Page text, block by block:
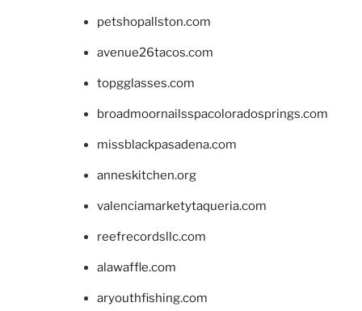
petshopallston.com
avenue26tacos.com
topgglasses.com
broadmoornailsspacoloradosprings.com
missblackpasadena.com
anneskitchen.org
valenciamarketytaqueria.com
reefrecordsllc.com
alawaffle.com
aryouthfishing.com